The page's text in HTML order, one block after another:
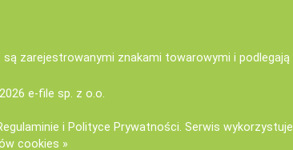
zarejestrowanymi znakami towarowymi i podlegają
e-file sp. z o.o.
i Polityce Prywatności. Serwis wykorzystuje
cookies »